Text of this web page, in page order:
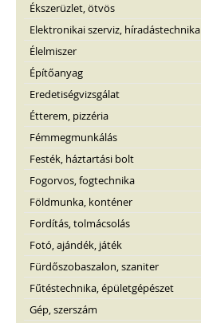
Ékszerüzlet, ötvös
Elektronikai szerviz, híradástechnika
Élelmiszer
Építőanyag
Eredetiségvizsgálat
Étterem, pizzéria
Fémmegmunkálás
Festék, háztartási bolt
Fogorvos, fogtechnika
Földmunka, konténer
Fordítás, tolmácsolás
Fotó, ajándék, játék
Fürdőszobaszalon, szaniter
Fűtéstechnika, épületgépészet
Gép, szerszám